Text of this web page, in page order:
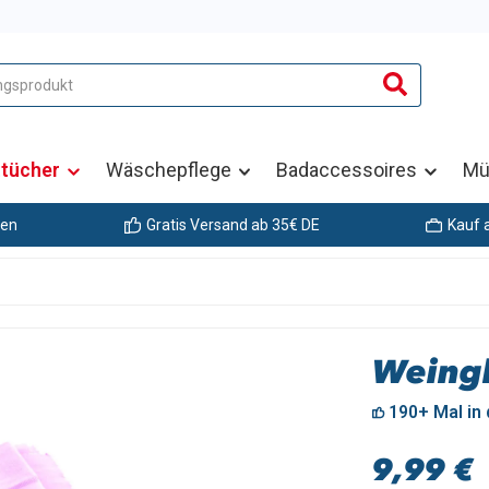
Wäschepflege Badaccessoires
Gratis Versand ab 35€ DE Kauf
190+ Mal in
Regulärer
9,99 €